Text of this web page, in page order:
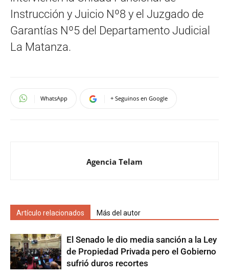
Instrucción y Juicio Nº8 y el Juzgado de
Garantías Nº5 del Departamento Judicial
La Matanza.
WhatsApp + Seguinos en Google
Agencia Telam
Artículo relacionados Más del autor
El Senado le dio media sanción a la Ley
de Propiedad Privada pero el Gobierno
sufrió duros recortes